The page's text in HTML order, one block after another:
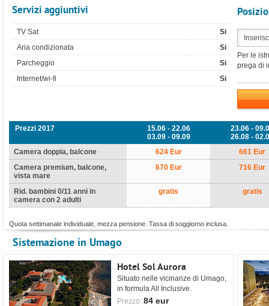
Servizi aggiuntivi
TV Sat
Si
Aria condizionata
Si
Parcheggio
Si
Internet/wi-fi
Si
Per le
prega di
Prezzi 2017
15.06 - 22.06
03.09 - 09.09
23.06 -
26.08 -
Camera doppia, balcone
624 Eur
661 Eur
Camera premium, balcone,
vista mare
670 Eur 716 Eur
Rid. bambini 0/11 anni in
camera con 2 adulti
gratis gratis
Quota settimanale individuale, mezza pensione. Tassa di soggiorno inclusa.
Sistemazione in Umago
Hotel Sol Aurora
Situato nelle vicinanze di Umago,
in formula All Inclusive.
Prezzo: 84 eur